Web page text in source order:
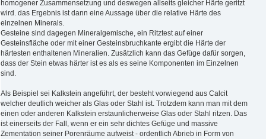
homogener Zusammensetzung und deswegen allseits gleicher Härte geritzt
wird. das Ergebnis ist dann eine Aussage über die relative Härte des
einzelnen Minerals.
Gesteine sind dagegen Mineralgemische, ein Ritztest auf einer
Gesteinsfläche oder mit einer Gesteinsbruchkante ergibt die Härte der
härtesten enthaltenen Mineralien. Zusätzlich kann das Gefüge dafür sorgen,
dass der Stein etwas härter ist es als es seine Komponenten im Einzelnen
sind.
Als Beispiel sei Kalkstein angeführt, der besteht vorwiegend aus Calcit
welcher deutlich weicher als Glas oder Stahl ist. Trotzdem kann man mit dem
einen oder anderen Kalkstein erstaunlicherweise Glas oder Stahl ritzen. Das
ist einerseits der Fall, wenn er ein sehr dichtes Gefüge und massive
Zementation seiner Porenräume aufweist - ordentlich Abrieb in Form von